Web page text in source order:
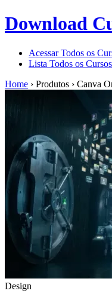
Download
Acessar Todos os
Lista Todos os Cursos
Home › Produtos › Canva
Design